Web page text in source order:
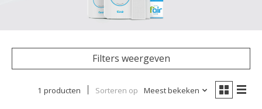
Filters weergeven
1 producten Sorteren op Meest bekeken